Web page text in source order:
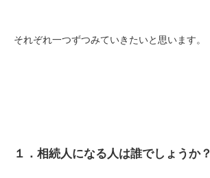
それぞれ一つずつみていきたいと思います。
１．相続人になる人は誰でしょうか？